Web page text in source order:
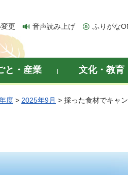
更 音声読み上げ ふりがな
と・産業 文化・教育
度 > 2025年9月 > 採った食材でキャ